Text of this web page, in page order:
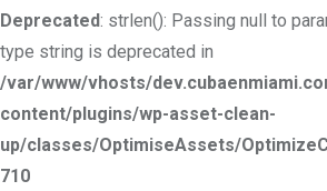
Deprecated: strlen(): Passing null to
type string is deprecated in
/var/www/vhosts/
content/plugins/wp-asset-clean-
up/classes/OptimiseAssets/
710